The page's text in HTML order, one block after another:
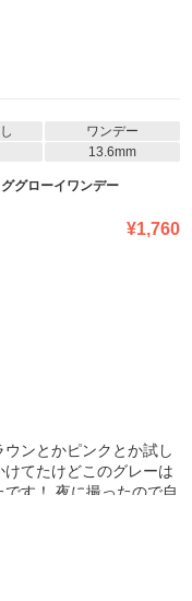
ワンデー
13.6mm
グローイワンデー
¥1,760
ンとかピンクとか試し
てたけどこのグレーは
す！ 夜に撮ったので自
てみました。全部
比較したので参考にして
です